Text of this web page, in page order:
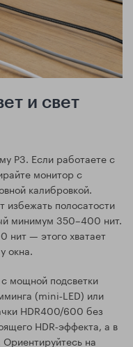
и свет
P3. Если работаете с
монитор с
калибровкой.
избежать полосатости
минимум 350–400 нит.
нит — этого хватает
окна.
мощной подсветки
(mini‑LED) или
HDR400/600 без
HDR‑эффекта, а в
на